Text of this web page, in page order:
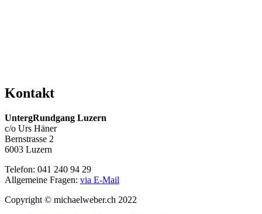
Kontakt
UntergRundgang Luzern
c/o Urs Häner
Bernstrasse 2
6003 Luzern
Telefon: 041 240 94 29
Allgemeine Fragen: via E-Mail
Copyright © michaelweber.ch 2022